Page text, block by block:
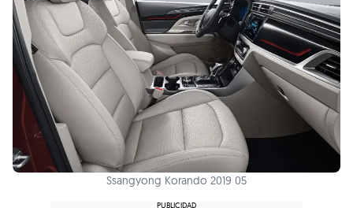
Ssangyong Korando 2019 05